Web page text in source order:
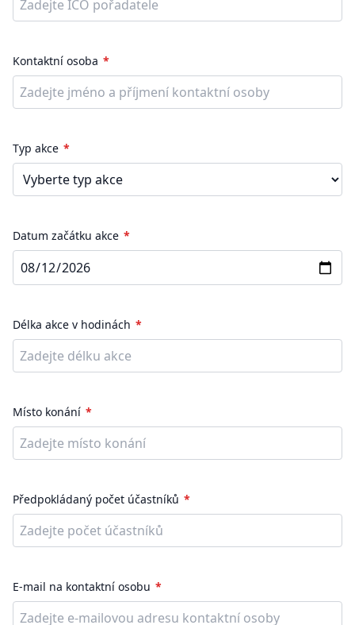
Kontaktní osoba
Typ akce
Datum začátku akce
Délka akce v hodinách
Místo konání
Předpokládaný počet účastníků
E-mail na kontaktní osobu